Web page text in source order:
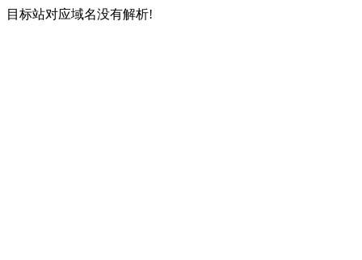
目标站对应域名没有解析!